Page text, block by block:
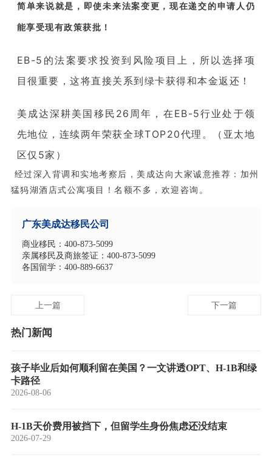
简单来说就是，即使未来法案变更，现在递交的申请人仍
能享受现有政策获批！
EB-5的法案要求投资到风险项目上，所以选择项
目很重要，这将直接关系到绿卡获得和本金返还！
美成达深耕美国移民26周年，在EB-5行业处于领
先地位，连续两年荣获全球TOP20代理。（亚太地
区仅5家）
经过深入背调和实地考察后，美成达向大家诚意推荐：加州
猛犸湖酒店式公寓项目！名额不多，欢迎咨询。
广东美成达移民公司
商业移民：400-873-5099
亲属移民及商旅签证：400-873-5099
各国留学：400-889-6637
上一篇 下一篇
热门新闻
孩子毕业后如何顺利留在美国？一文讲透OPT、H-1B和绿
卡路径
2026-08-06
H-1B天价费用被挡下，但留学生身份焦虑还没结束
2026-07-29